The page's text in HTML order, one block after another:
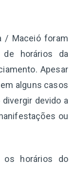
/ Maceió foram
de horários da
Apesar
alguns casos
devido a
ou
os horários do